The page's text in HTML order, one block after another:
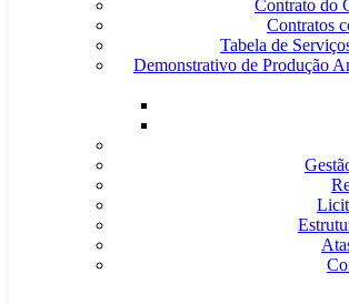
Contrato do
Contratos
Tabela de
Demonstrativo de Produção